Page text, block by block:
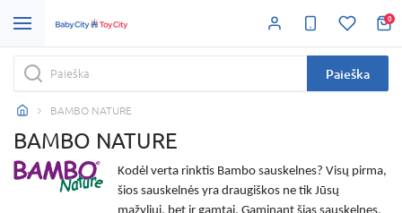
0
Paieška
BAMBO NATURE
BAMBO NATURE
Kodėl verta rinktis Bambo sauskelnes? Visų pirma,
šios sauskelnės yra draugiškos ne tik Jūsų